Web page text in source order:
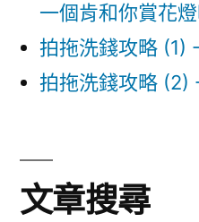
一個肯和你賞花
拍拖洗錢攻略 (1)
拍拖洗錢攻略 (2)
文章搜尋